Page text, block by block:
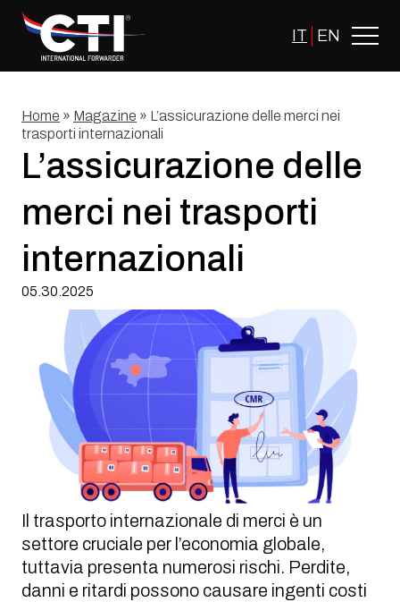
Skip
content
IT EN
Home » Magazine » L’assicurazione delle merci nei
trasporti internazionali
L’assicurazione delle
merci nei trasporti
internazionali
05.30.2025
Il trasporto internazionale di merci è un
settore cruciale per l’economia globale,
tuttavia presenta numerosi rischi. Perdite,
danni e ritardi possono causare ingenti costi